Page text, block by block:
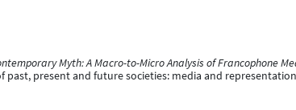
Myth: A Macro-to-Micro Analysis of Francophone
past, present and future societies: media and